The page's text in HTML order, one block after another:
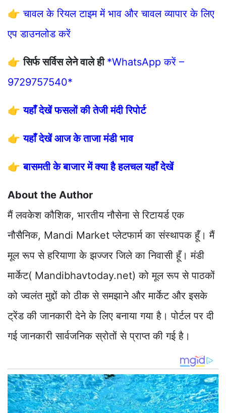
👉चावल के रियल टाइम में भाव और चावल व्यापार के लिए
एप डाउनलोड करें
👉सिर्फ सर्विस लेने वाले ही *WhatsApp करें –
9729757540*
👉यहाँ देखें फसलों की तेजी मंदी रिपोर्ट
👉यहाँ देखें आज के ताजा मंडी भाव
👉बासमती के बाजार में क्या है हलचल यहाँ देखें
About the Author
मैं लवकेश कौशिक, भारतीय नौसेना से रिटायर्ड एक
नौसैनिक, Mandi Market प्लेटफार्म का संस्थापक हूँ। मैं
मूल रूप से हरियाणा के झज्जर जिले का निवासी हूँ। मंडी
मार्केट( Mandibhavtoday.net) को मूल रूप से पाठकों
को ज्वलंत मुद्दों को ठीक से समझाने और मार्केट और इसके
ट्रेंड की जानकारी देने के लिए बनाया गया है। पोर्टल पर दी
गई जानकारी सार्वजनिक स्रोतों से प्राप्त की गई है।